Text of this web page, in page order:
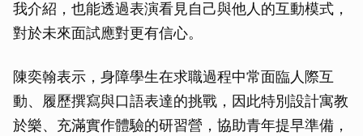
我介紹，也能透過表演看見自己與他人的互動模式，
對於未來面試應對更有信心。
陳奕翰表示，身障學生在求職過程中常面臨人際互
動、履歷撰寫與口語表達的挑戰，因此特別設計寓教
於樂、充滿實作體驗的研習營，協助青年提早準備，